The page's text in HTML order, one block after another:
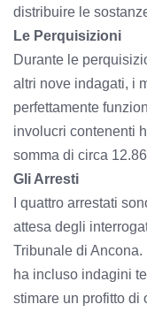
distribuire le
Le Perquisizioni
Durante le
altri nove indagati, i
perfettamente
involucri contenenti
somma di circa
Gli Arresti
I quattro arrestati
attesa degli
Tribunale di Ancona.
ha incluso indagini
stimare un profitto di